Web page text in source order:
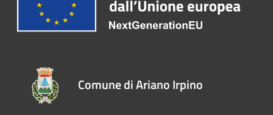
Comune di Ariano Irpino